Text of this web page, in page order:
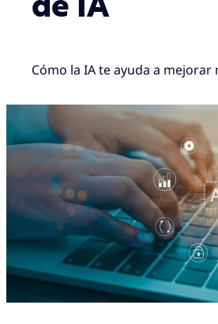
de IA
Cómo la IA te ayuda a mejorar